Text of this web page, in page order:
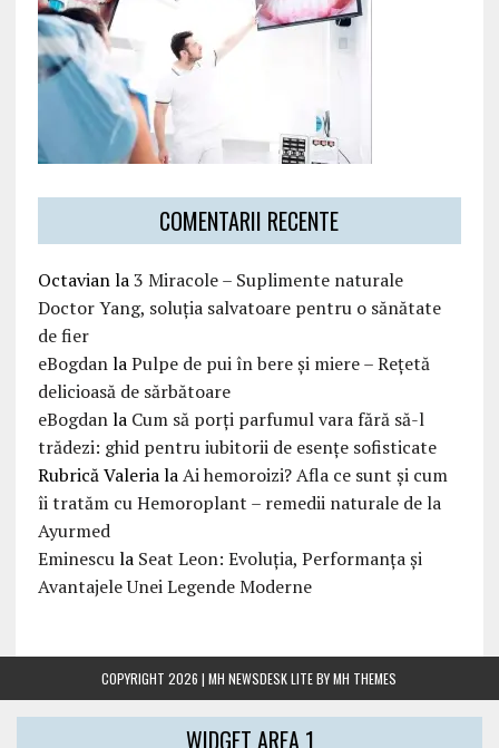
COMENTARII RECENTE
Octavianla3 Miracole – Suplimente naturale
Doctor Yang, soluția salvatoare pentru o sănătate
de fier
eBogdanlaPulpe de pui în bere și miere – Rețetă
delicioasă de sărbătoare
eBogdanla Cum să porți parfumul vara fără să-l
trădezi: ghid pentru iubitorii de esențe sofisticate
Rubrică ValerialaAi hemoroizi? Afla ce sunt și cum
îi tratăm cu Hemoroplant – remedii naturale de la
Ayurmed
Eminescula Seat Leon: Evoluția, Performanța și
Avantajele Unei Legende Moderne
COPYRIGHT 2026 | MH NEWSDESK LITE BYMH THEMES
WIDGET AREA 1